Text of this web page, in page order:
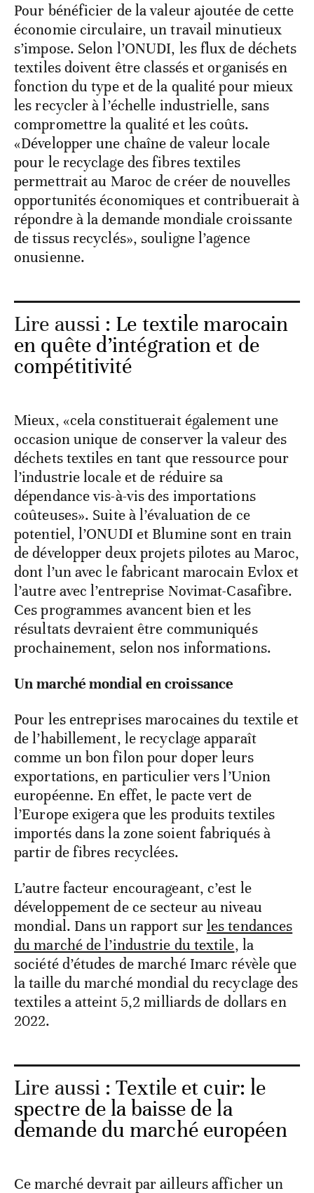
Pour bénéficier de la valeur ajoutée de cette
économie circulaire, un travail minutieux
s’impose. Selon l’ONUDI, les flux de déchets
textiles doivent être classés et organisés en
fonction du type et de la qualité pour mieux
les recycler à l’échelle industrielle, sans
compromettre la qualité et les coûts.
«Développer une chaîne de valeur locale
pour le recyclage des fibres textiles
permettrait au Maroc de créer de nouvelles
opportunités économiques et contribuerait à
répondre à la demande mondiale croissante
de tissus recyclés», souligne l’agence
onusienne.
Lire aussi : Le textile marocain
en quête d’intégration et de
compétitivité
Mieux, «cela constituerait également une
occasion unique de conserver la valeur des
déchets textiles en tant que ressource pour
l’industrie locale et de réduire sa
dépendance vis-à-vis des importations
coûteuses». Suite à l’évaluation de ce
potentiel, l’ONUDI et Blumine sont en train
de développer deux projets pilotes au Maroc,
dont l’un avec le fabricant marocain Evlox et
l’autre avec l’entreprise Novimat-Casafibre.
Ces programmes avancent bien et les
résultats devraient être communiqués
prochainement, selon nos informations.
Un marché mondial en croissance
Pour les entreprises marocaines du textile et
de l’habillement, le recyclage apparaît
comme un bon filon pour doper leurs
exportations, en particulier vers l’Union
européenne. En effet, le pacte vert de
l’Europe exigera que les produits textiles
importés dans la zone soient fabriqués à
partir de fibres recyclées.
L’autre facteur encourageant, c’est le
développement de ce secteur au niveau
mondial. Dans un rapport surles tendances
du marché de l’industrie du textile, la
société d’études de marché Imarc révèle que
la taille du marché mondial du recyclage des
textiles a atteint 5,2 milliards de dollars en
2022.
Lire aussi :Textile et cuir: le
spectre de la baisse de la
demande du marché européen
Ce marché devrait par ailleurs afficher un